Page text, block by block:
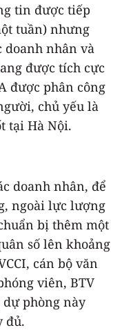
tin được tiếp
tuần) nhưng
doanh nhân và
được tích cực
được phân công
chủ yếu là
tại Hà Nội.
doanh nhân, để
ngoài lực lượng
bị thêm một
số lên khoảng
cán bộ văn
viên, BTV
phòng này
đủ.